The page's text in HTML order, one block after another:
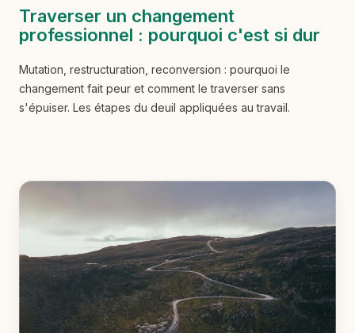
Traverser un changement
professionnel : pourquoi c'est si dur
Mutation, restructuration, reconversion : pourquoi le
changement fait peur et comment le traverser sans
s'épuiser. Les étapes du deuil appliquées au travail.